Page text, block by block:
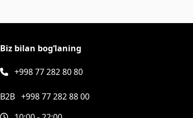
Biz bilan bog‘laning
+998 77 282 80 80
B2B +998 77 282 88 00